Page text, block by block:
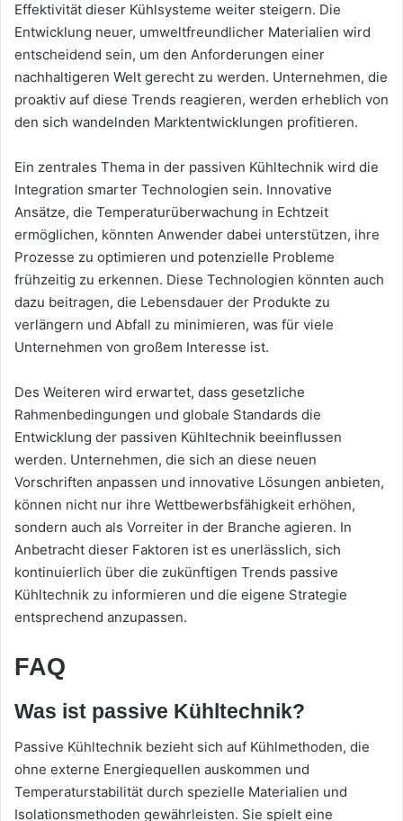
Effektivität dieser Kühlsysteme weiter steigern. Die
Entwicklung neuer, umweltfreundlicher Materialien wird
entscheidend sein, um den Anforderungen einer
nachhaltigeren Welt gerecht zu werden. Unternehmen, die
proaktiv auf diese Trends reagieren, werden erheblich von
den sich wandelnden Marktentwicklungen profitieren.
Ein zentrales Thema in der passiven Kühltechnik wird die
Integration smarter Technologien sein. Innovative
Ansätze, die Temperaturüberwachung in Echtzeit
ermöglichen, könnten Anwender dabei unterstützen, ihre
Prozesse zu optimieren und potenzielle Probleme
frühzeitig zu erkennen. Diese Technologien könnten auch
dazu beitragen, die Lebensdauer der Produkte zu
verlängern und Abfall zu minimieren, was für viele
Unternehmen von großem Interesse ist.
Des Weiteren wird erwartet, dass gesetzliche
Rahmenbedingungen und globale Standards die
Entwicklung der passiven Kühltechnik beeinflussen
werden. Unternehmen, die sich an diese neuen
Vorschriften anpassen und innovative Lösungen anbieten,
können nicht nur ihre Wettbewerbsfähigkeit erhöhen,
sondern auch als Vorreiter in der Branche agieren. In
Anbetracht dieser Faktoren ist es unerlässlich, sich
kontinuierlich über die zukünftigen Trends passive
Kühltechnik zu informieren und die eigene Strategie
entsprechend anzupassen.
FAQ
Was ist passive Kühltechnik?
Passive Kühltechnik bezieht sich auf Kühlmethoden, die
ohne externe Energiequellen auskommen und
Temperaturstabilität durch spezielle Materialien und
Isolationsmethoden gewährleisten. Sie spielt eine